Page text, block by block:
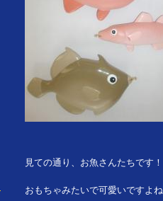
見ての通り、お魚さんたちです！
おもちゃみたいで可愛いですよね